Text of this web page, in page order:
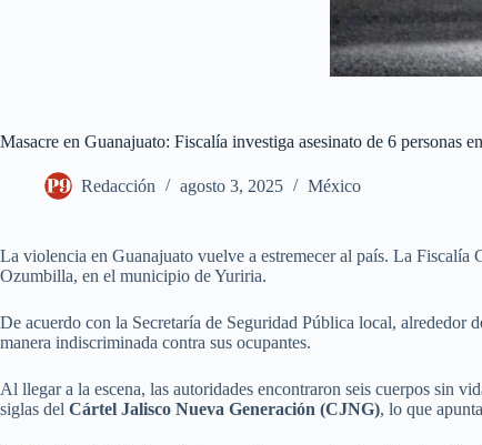
Masacre en Guanajuato: Fiscalía investiga asesinato de 6 personas
Redacción agosto 3, 2025 México
La violencia en Guanajuato vuelve a estremecer al país. La Fiscalía
Ozumbilla, en el municipio de Yuriria.
De acuerdo con la Secretaría de Seguridad Pública local, alrededor
manera indiscriminada contra sus ocupantes.
Al llegar a la escena, las autoridades encontraron seis cuerpos sin
siglas del Cártel Jalisco Nueva Generación (CJNG), lo que